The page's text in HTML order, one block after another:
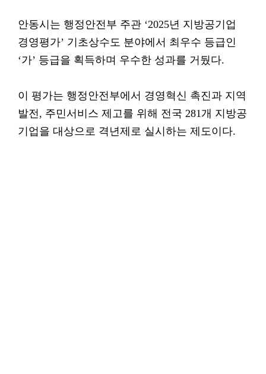
안동시는 행정안전부 주관 ‘2025년 지방공기업
경영평가’ 기초상수도 분야에서 최우수 등급인
‘가’ 등급을 획득하며 우수한 성과를 거뒀다.
이 평가는 행정안전부에서 경영혁신 촉진과 지역
발전, 주민서비스 제고를 위해 전국 281개 지방공
기업을 대상으로 격년제로 실시하는 제도이다.